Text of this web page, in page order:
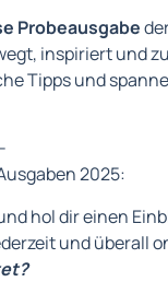
Probeausgabe
inspiriert und
Tipps und
2025:
hol dir einen
und überall